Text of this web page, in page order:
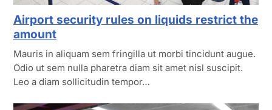
Airport security rules on liquids restrict the
amount
Mauris in aliquam sem fringilla ut morbi tincidunt augue.
Odio ut sem nulla pharetra diam sit amet nisl suscipit.
Leo a diam sollicitudin tempor…